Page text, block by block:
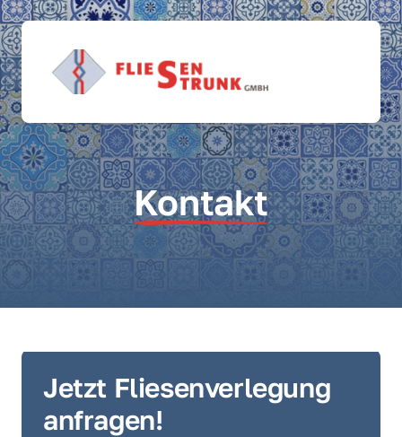
Kontakt
Jetzt Fliesenverlegung
anfragen!